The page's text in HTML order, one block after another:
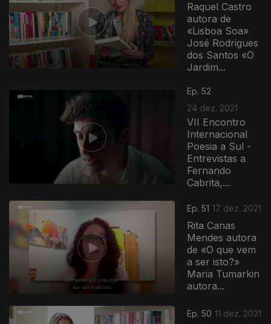
Raquel Castro
autora de
«Lisboa Soa»
José Rodrigues
dos Santos «O
Jardim...
Ep. 52
24 dez. 2021
VII Encontro
Internacional
Poesia a Sul -
Entrevistas a
Fernando
Cabrita,...
Ep. 51 17 dez. 2021
Rita Canas
Mendes autora
de «O que vem
a ser isto?»
Maria Tumarkin
autora...
Ep. 50 11 dez. 2021